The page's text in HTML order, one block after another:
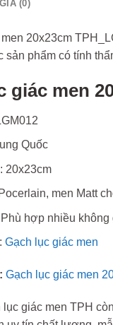
(0)
20x23cm
sản phẩm có tính
giác men
Quốc
20x23cm
men Matt
hợp nhiều không
Gạch lục giác men
Gạch lục giác men
lục giác men TPH